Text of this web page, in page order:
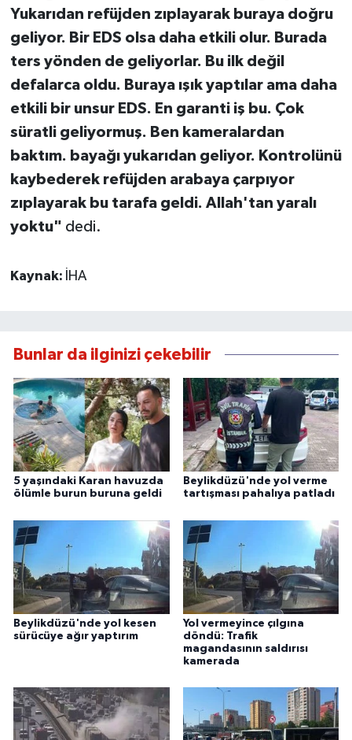
Yukarıdan refüjden zıplayarak buraya doğru
geliyor. Bir EDS olsa daha etkili olur. Burada
ters yönden de geliyorlar. Bu ilk değil
defalarca oldu. Buraya ışık yaptılar ama daha
etkili bir unsur EDS. En garanti iş bu. Çok
süratli geliyormuş. Ben kameralardan
baktım. bayağı yukarıdan geliyor. Kontrolünü
kaybederek refüjden arabaya çarpıyor
zıplayarak bu tarafa geldi. Allah'tan yaralı
yoktu" dedi.
Kaynak: İHA
Bunlar da ilginizi çekebilir
5 yaşındaki Karan havuzda
ölümle burun buruna geldi
Beylikdüzü'nde yol verme
tartışması pahalıya patladı
Beylikdüzü'nde yol kesen
sürücüye ağır yaptırım
Yol vermeyince çılgına
döndü: Trafik
magandasının saldırısı
kamerada